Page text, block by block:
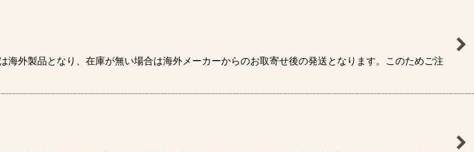
外製品となり、在庫が無い場合は海外メーカーからのお取寄せ後の発送となります。このためご注